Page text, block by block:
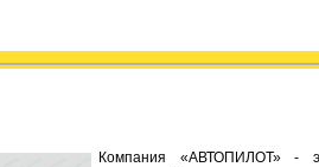
Компания «АВТОПИЛОТ» -